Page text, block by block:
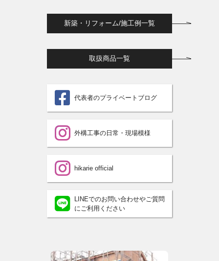
新築・リフォーム/施工例一覧
取扱商品一覧
代表者のプライベートブログ
外構工事の日常・現場模様
hikarie official
LINEでのお問い合わせやご質問
にご利用ください